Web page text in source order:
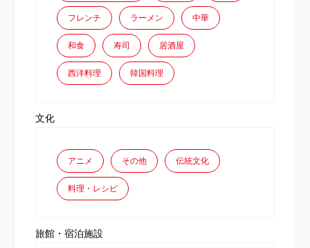
フレンチ ラーメン 中華
和食 寿司 居酒屋
西洋料理 韓国料理
文化
アニメ その他 伝統文化
料理・レシピ
旅館・宿泊施設